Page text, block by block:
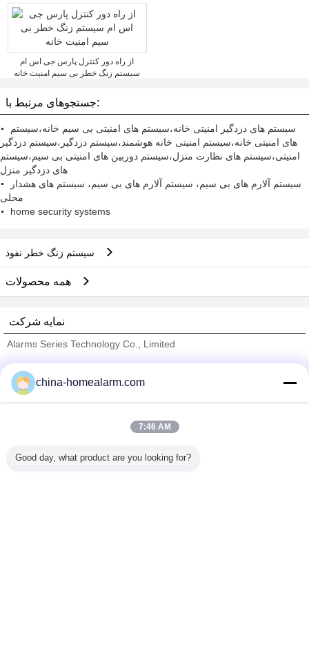
از راه دور کنترل پارس جی اس ام
سیستم زنگ خطر بی سیم امنیت خانه
جستجوهای مرتبط با:
سیستم های دزدگیر امنیتی خانه،سیستم های امنیتی بی سیم خانه،سیستم
های امنیتی خانه،سیستم امنیتی خانه هوشمند،سیستم دزدگیر،سیستم دزدگیر
امنیتی،سیستم های نظارت منزل،سیستم دوربین های امنیتی بی سیم،سیستم
های دزدگیر منزل
سیستم آلارم های بی سیم، سیستم آلارم های بی سیم، سیستم های هشدار
محلی
home security systems
نمایه شرکت
Alarms Series Technology Co., Limited
Trust Seal
Verified Suplier
همه محصولات
china-homealarm.com
7:46 AM
Good day, what product are you looking for?